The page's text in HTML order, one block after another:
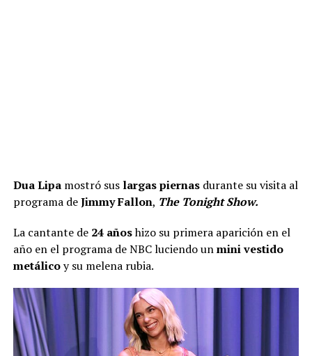
Dua Lipamostró suslargas piernasdurante su visita al
programa deJimmy Fallon, The Tonight Show.
La cantante de 24 añoshizo su primera aparición en el
año en el programa de NBC luciendo unmini vestido
metálicoy su melena rubia.